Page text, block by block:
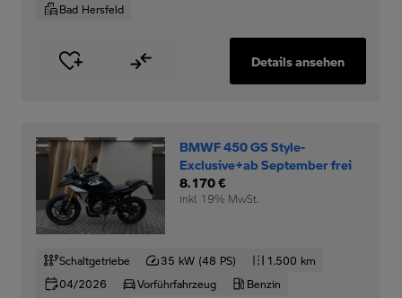
Bad Hersfeld
Details ansehen
BMWF 450 GS Style-
Exclusive+ab September frei
8.170 €
inkl. 19% MwSt.
Schaltgetriebe 35 kW (48 PS)
1.500 km
04/2026
Vorführfahrzeug
Benzin